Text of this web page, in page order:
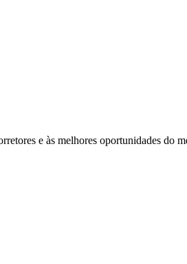
e às melhores oportunidades do